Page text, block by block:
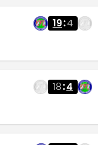
19:4
18:4